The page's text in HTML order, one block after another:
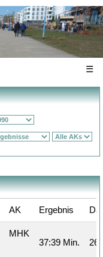
☰
AK Ergebnis
MHK
37:39 Min.